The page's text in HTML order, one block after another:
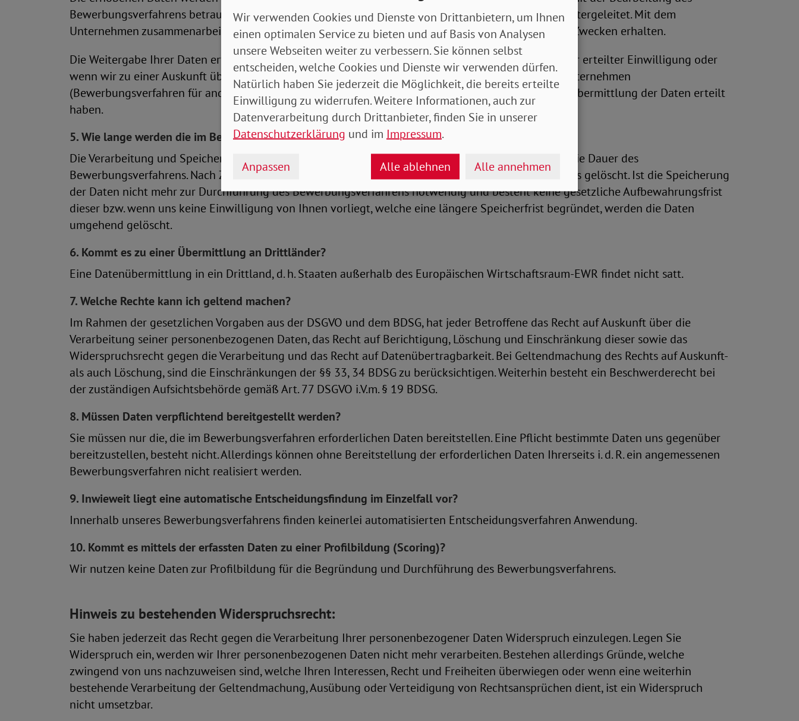
Bewerbungsverfahrens betraut wurden und diese zur Erfüllung gesetzlicher Pflichten benötigen weitergeleitet. Mit dem
Unternehmen zusammenarbeitende Auftragsverarbeiter können ebenfalls Ihre Daten zu genannten Zwecken erhalten.
Die Weitergabe Ihrer Daten erfolgt lediglich auf Grund gesetzlicher Vorschriften, Ihrer uns gegenüber erteilter Einwilligung oder
wenn wir zu einer Auskunft über diese befugt sind. Dies sind Datenempfänger wie z. B. verbunden Unternehmen
(Bewerbungsverfahren für andere ausgeschriebene Stellen), für diese Sie uns Ihre Einwilligung zur Übermittlung der Daten erteilt
haben.
5. Wie lange werden die im Bewerbungsverfahren erhobenen Daten gespeichert?
Die Verarbeitung und Speicherung Ihrer personenbezogenen Daten erfolgt, soweit erforderlich, für die Dauer des
Bewerbungsverfahrens. Nach Zweckerfüllung, spätestens aber nach 6 Monaten, werden diese von uns gelöscht. Ist die Speicherung
der Daten nicht mehr zur Durchführung des Bewerbungsverfahrens notwendig und besteht keine gesetzliche Aufbewahrungsfrist
dieser bzw. wenn uns keine Einwilligung von Ihnen vorliegt, welche eine längere Speicherfrist begründet, werden die Daten
umgehend gelöscht.
6. Kommt es zu einer Übermittlung an Drittländer?
Eine Datenübermittlung in ein Drittland, d. h. Staaten außerhalb des Europäischen Wirtschaftsraum-EWR findet nicht satt.
7. Welche Rechte kann ich geltend machen?
Im Rahmen der gesetzlichen Vorgaben aus der DSGVO und dem BDSG, hat jeder Betroffene das Recht auf Auskunft über die
Verarbeitung seiner personenbezogenen Daten, das Recht auf Berichtigung, Löschung und Einschränkung dieser sowie das
Widerspruchsrecht gegen die Verarbeitung und das Recht auf Datenübertragbarkeit. Bei Geltendmachung des Rechts auf Auskunft-
als auch Löschung, sind die Einschränkungen der §§ 33, 34 BDSG zu berücksichtigen. Weiterhin besteht ein Beschwerderecht bei
der zuständigen Aufsichtsbehörde gemäß Art. 77 DSGVO i.V.m. § 19 BDSG.
8. Müssen Daten verpflichtend bereitgestellt werden?
Sie müssen nur die, die im Bewerbungsverfahren erforderlichen Daten bereitstellen. Eine Pflicht bestimmte Daten uns gegenüber
bereitzustellen, besteht nicht. Allerdings können ohne Bereitstellung der erforderlichen Daten Ihrerseits i. d. R. ein angemessenen
Bewerbungsverfahren nicht realisiert werden.
9. Inwieweit liegt eine automatische Entscheidungsfindung im Einzelfall vor?
Innerhalb unseres Bewerbungsverfahrens finden keinerlei automatisierten Entscheidungsverfahren Anwendung.
10. Kommt es mittels der erfassten Daten zu einer Profilbildung (Scoring)?
Wir nutzen keine Daten zur Profilbildung für die Begründung und Durchführung des Bewerbungsverfahrens.
Hinweis zu bestehenden Widerspruchsrecht:
Sie haben jederzeit das Recht gegen die Verarbeitung Ihrer personenbezogener Daten Widerspruch einzulegen. Legen Sie
Widerspruch ein, werden wir Ihrer personenbezogenen Daten nicht mehr verarbeiten. Bestehen allerdings Gründe, welche
zwingend von uns nachzuweisen sind, welche Ihren Interessen, Recht und Freiheiten überwiegen oder wenn eine weiterhin
bestehende Verarbeitung der Geltendmachung, Ausübung oder Verteidigung von Rechtsansprüchen dient, ist ein Widerspruch
nicht umsetzbar.
Wir verwenden Cookies und Dienste von Drittanbietern, um Ihnen
einen optimalen Service zu bieten und auf Basis von Analysen
unsere Webseiten weiter zu verbessern. Sie können selbst
entscheiden, welche Cookies und Dienste wir verwenden dürfen.
Natürlich haben Sie jederzeit die Möglichkeit, die bereits erteilte
Einwilligung zu widerrufen. Weitere Informationen, auch zur
Datenverarbeitung durch Drittanbieter, finden Sie in unserer
Datenschutzerklärung und im Impressum.
Anpassen Alle ablehnen Alle annehmen